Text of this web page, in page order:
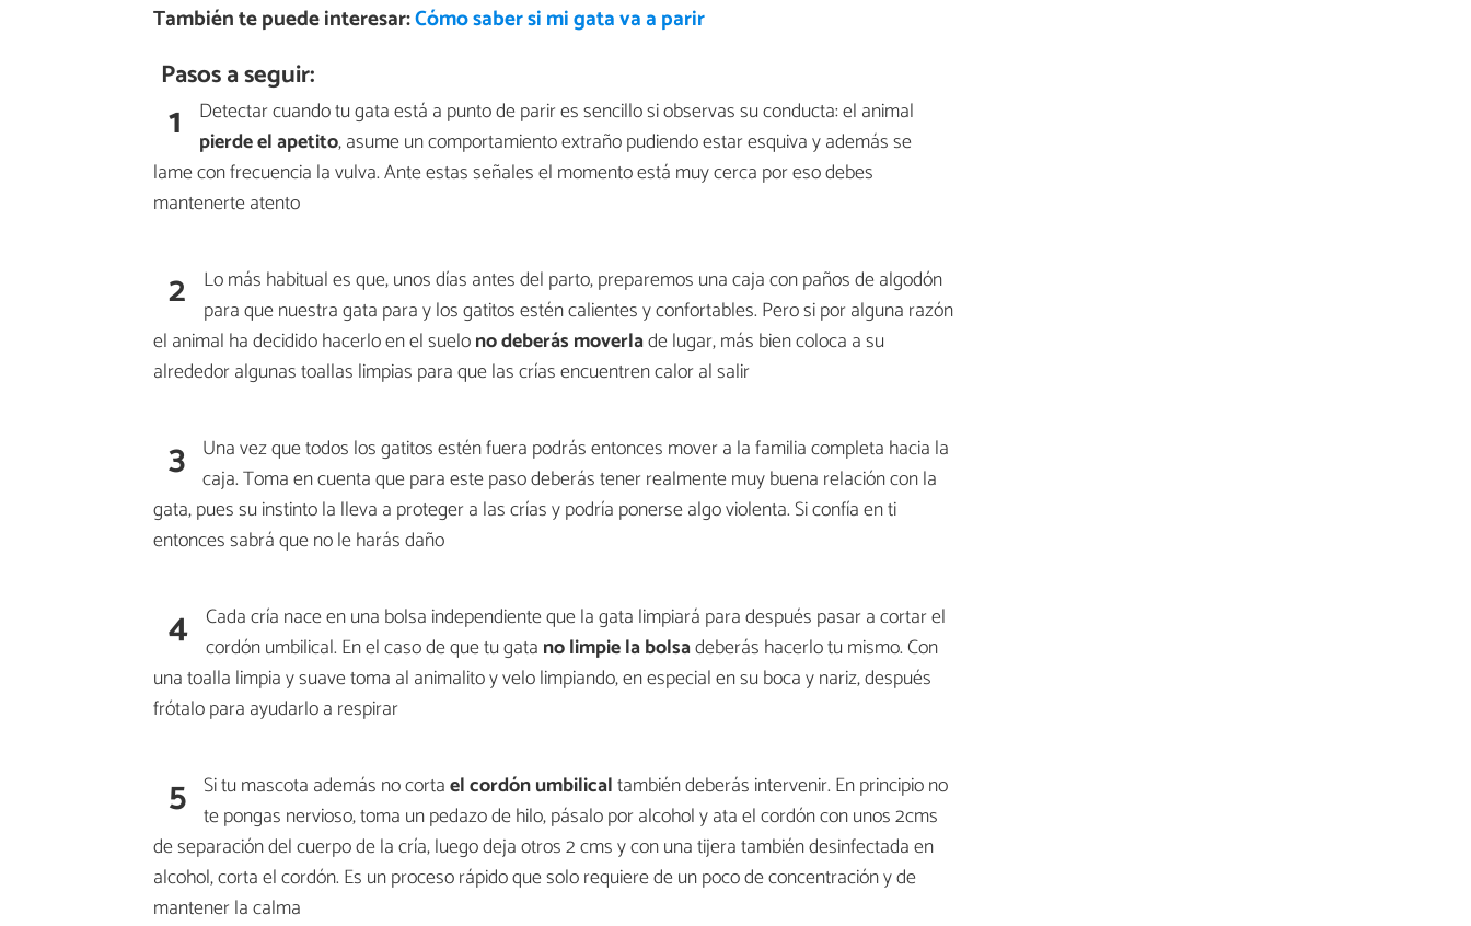
También te puede interesar:Cómo saber si mi gata va a parir
Pasos a seguir:
1
Detectar cuando tu gata está a punto de parir es sencillo si observas su conducta: el animal
pierde el apetito, asume un comportamiento extraño pudiendo estar esquiva y además se
lame con frecuencia la vulva. Ante estas señales el momento está muy cerca por eso debes
mantenerte atento
2 Lo más habitual es que, unos días antes del parto, preparemos una caja con paños de algodón
para que nuestra gata para y los gatitos estén calientes y confortables. Pero si por alguna razón
el animal ha decidido hacerlo en el suelono deberás moverlade lugar, más bien coloca a su
alrededor algunas toallas limpias para que las crías encuentren calor al salir
3 Una vez que todos los gatitos estén fuera podrás entonces mover a la familia completa hacia la
caja. Toma en cuenta que para este paso deberás tener realmente muy buena relación con la
gata, pues su instinto la lleva a proteger a las crías y podría ponerse algo violenta. Si confía en ti
entonces sabrá que no le harás daño
4 Cada cría nace en una bolsa independiente que la gata limpiará para después pasar a cortar el
cordón umbilical. En el caso de que tu gata no limpie la bolsadeberás hacerlo tu mismo. Con
una toalla limpia y suave toma al animalito y velo limpiando, en especial en su boca y nariz, después
frótalo para ayudarlo a respirar
5 Si tu mascota además no cortael cordón umbilicaltambién deberás intervenir. En principio no
te pongas nervioso, toma un pedazo de hilo, pásalo por alcohol y ata el cordón con unos 2cms
de separación del cuerpo de la cría, luego deja otros 2 cms y con una tijera también desinfectada en
alcohol, corta el cordón. Es un proceso rápido que solo requiere de un poco de concentración y de
mantener la calma